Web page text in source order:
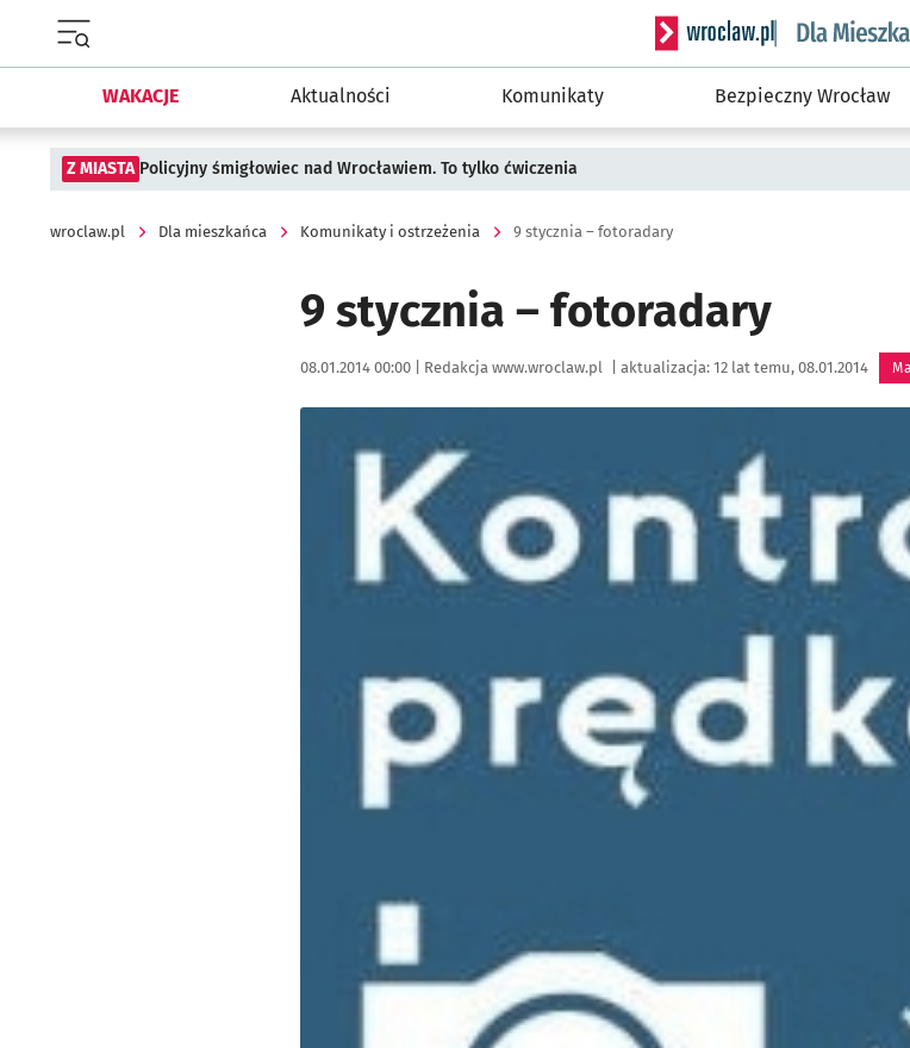
Serwis informacyjny
WAKACJE Aktualności Komunikaty Bezpieczny Wrocław
Z MIASTA Policyjny śmigłowiec nad Wrocławiem. To tylko ćwiczenia
wroclaw.pl Dla mieszkańca Komunikaty i ostrzeżenia 9 stycznia – fotoradary
9 stycznia – fotoradary
Data publikacji:
08.01.2014 00:00 | Autor:
Redakcja www.wroclaw.pl aktualizacja: 12 lat temu, 08.01.2014